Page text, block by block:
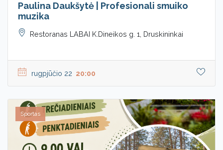
Paulina Daukšytė | Profesionali smuiko
muzika
Restoranas LABAI K.Dineikos g. 1, Druskininkai
rugpjūčio 22 20:00
Sportas